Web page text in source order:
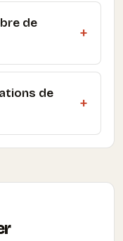
de
de